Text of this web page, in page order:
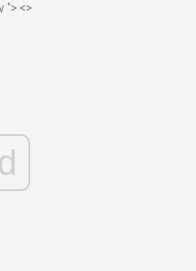
"> <>